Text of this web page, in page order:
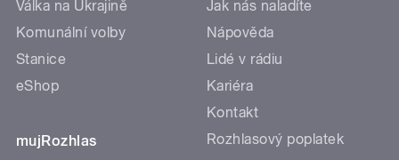
Válka na Ukrajině
Komunální volby
Stanice
eShop
mujRozhlas
Jak nás naladíte
Nápověda
Lidé v rádiu
Kariéra
Kontakt
Rozhlasový poplatek